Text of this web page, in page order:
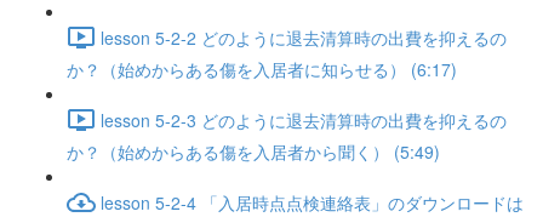
lesson 5-2-2 どのように退去清算時の出費を抑えるの
か？（始めからある傷を入居者に知らせる） (6:17)
lesson 5-2-3 どのように退去清算時の出費を抑えるの
か？（始めからある傷を入居者から聞く） (5:49)
lesson 5-2-4 「入居時点点検連絡表」のダウンロードは